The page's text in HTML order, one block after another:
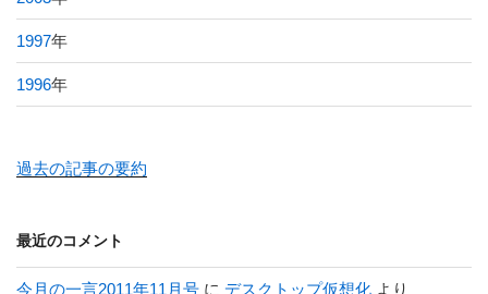
1997年
1996年
過去の記事の要約
最近のコメント
今月の一言2011年11月号 に デスクトップ仮想化 より